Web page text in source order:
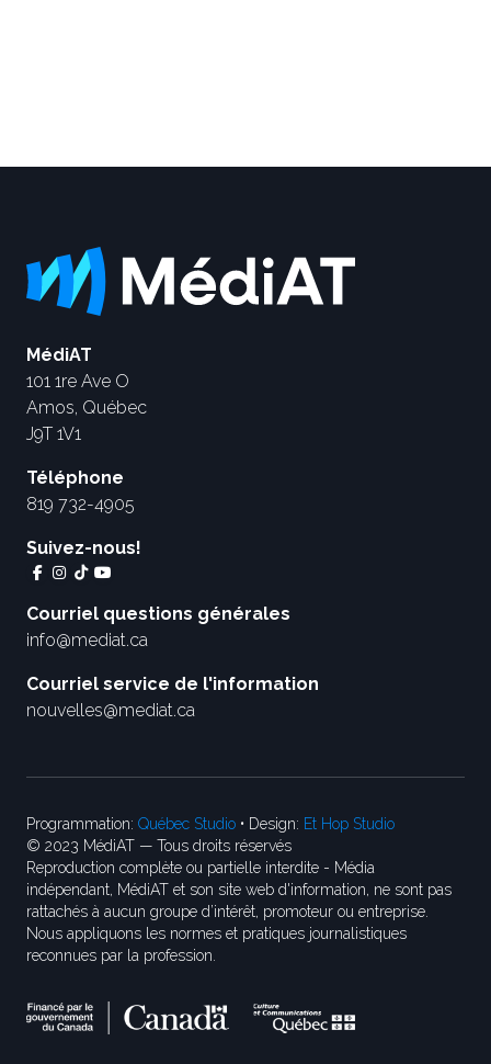
MédiAT
101 1re Ave O
Amos, Québec
J9T 1V1
Téléphone
819 732-4905
Suivez-nous!
Courriel questions générales
info@mediat.ca
Courriel service de l'information
nouvelles@mediat.ca
Programmation: Québec Studio • Design: Et Hop Studio
© 2023 MédiAT — Tous droits réservés
Reproduction complète ou partielle interdite - Média
indépendant, MédiAT et son site web d'information, ne sont pas
rattachés à aucun groupe d’intérêt, promoteur ou entreprise.
Nous appliquons les normes et pratiques journalistiques
reconnues par la profession.